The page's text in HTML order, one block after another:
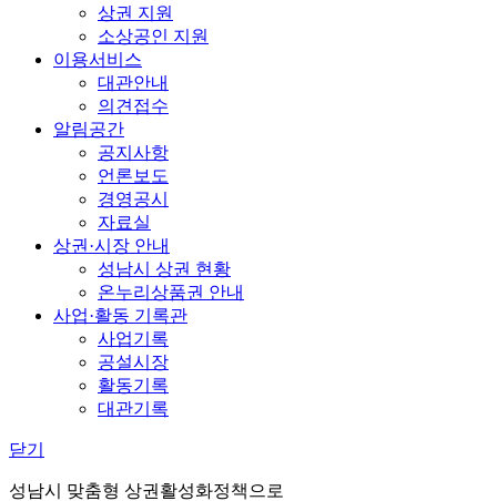
상권 지원
소상공인 지원
이용서비스
대관안내
의견접수
알림공간
공지사항
언론보도
경영공시
자료실
상권·시장 안내
성남시 상권 현황
온누리상품권 안내
사업·활동 기록관
사업기록
공설시장
활동기록
대관기록
닫기
성남시 맞춤형 상권활성화정책으로